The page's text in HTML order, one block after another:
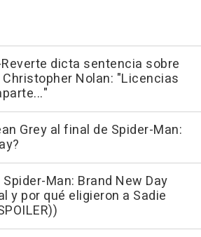
dicta sentencia sobre
Christopher Nolan: "Licencias
Grey al final de Spider-Man:
Man: Brand New Day
y por qué eligieron a Sadie